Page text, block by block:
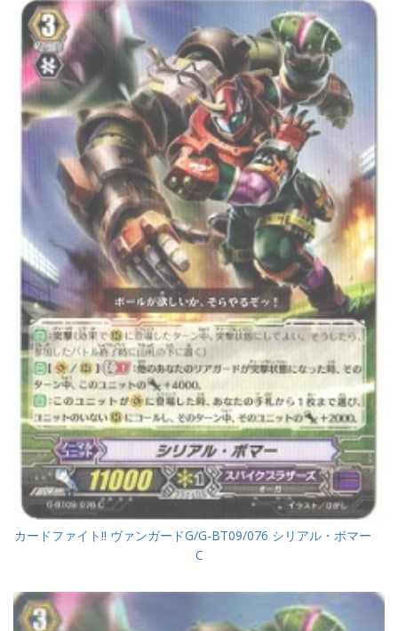
カードファイト!! ヴァンガードG/G-BT09/076 シリアル・ボマー
C